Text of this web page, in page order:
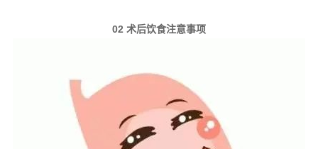
02 术后饮食注意事项